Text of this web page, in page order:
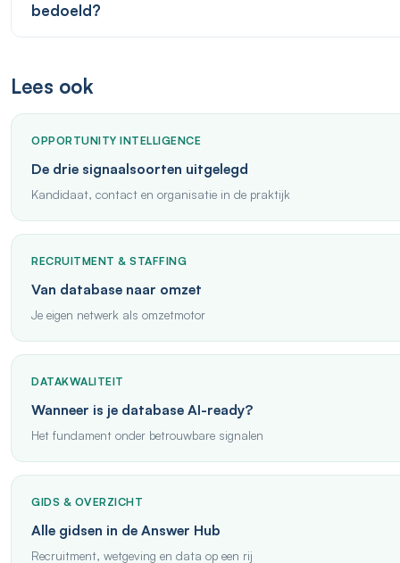
bedoeld?
Lees ook
OPPORTUNITY INTELLIGENCE
De drie signaalsoorten uitgelegd
Kandidaat, contact en organisatie in de praktijk
RECRUITMENT & STAFFING
Van database naar omzet
Je eigen netwerk als omzetmotor
DATAKWALITEIT
Wanneer is je database AI-ready?
Het fundament onder betrouwbare signalen
GIDS & OVERZICHT
Alle gidsen in de Answer Hub
Recruitment, wetgeving en data op een rij